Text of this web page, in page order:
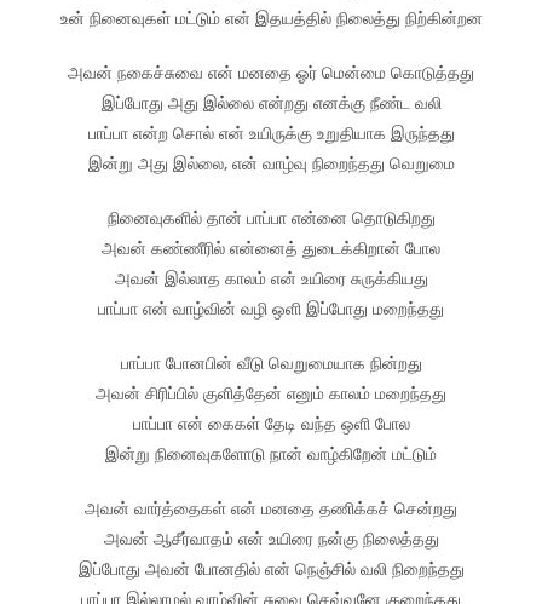
உன் நினைவுகள் மட்டும் என் இதயத்தில் நிலைத்து நிற்கின்றன
அவன் நகைச்சுவை என் மனதை ஓர் மென்மை கொடுத்தது
இப்போது அது இல்லை என்றது எனக்கு நீண்ட வலி
பாப்பா என்ற சொல் என் உயிருக்கு உறுதியாக இருந்தது
இன்று அது இல்லை, என் வாழ்வு நிறைந்தது வெறுமை
நினைவுகளில் தான் பாப்பா என்னை தொடுகிறது
அவன் கண்ணீரில் என்னைத் துடைக்கிறான் போல
அவன் இல்லாத காலம் என் உயிரை சுருக்கியது
பாப்பா என் வாழ்வின் வழி ஒளி இப்போது மறைந்தது
பாப்பா போனபின் வீடு வெறுமையாக நின்றது
அவன் சிரிப்பில் குளித்தேன் எனும் காலம் மறைந்தது
பாப்பா என் கைகள் தேடி வந்த ஒளி போல
இன்று நினைவுகளோடு நான் வாழ்கிறேன் மட்டும்
அவன் வார்த்தைகள் என் மனதை தணிக்கச் சென்றது
அவன் ஆசீர்வாதம் என் உயிரை நன்கு நிலைத்தது
இப்போது அவன் போனதில் என் நெஞ்சில் வலி நிறைந்தது
பாப்பா இல்லாமல் வாழ்வின் சுவை செவ்வனே குறைந்தது